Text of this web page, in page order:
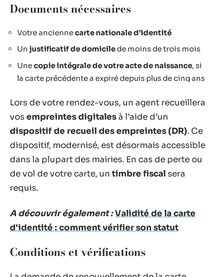
Documents nécessaires
Votre anciennecarte nationale d’identité
Un justificatif de domicilede moins de trois mois
Unecopie intégrale de votre acte de naissance, si
la carte précédente a expiré depuis plus de cinq ans
Lors de votre rendez-vous, un agent recueillera
vosempreintes digitalesà l’aide d’un
dispositif de recueil des empreintes (DR). Ce
dispositif, modernisé, est désormais accessible
dans la plupart des mairies. En cas de perte ou
de vol de votre carte, un timbre fiscal sera
requis.
A découvrir également :Validité de la carte
d'identité : comment vérifier son statut
Conditions et vérifications